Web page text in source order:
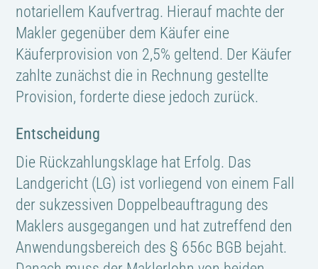
notariellem Kaufvertrag. Hierauf machte der
Makler gegenüber dem Käufer eine
Käuferprovision von 2,5% geltend. Der Käufer
zahlte zunächst die in Rechnung gestellte
Provision, forderte diese jedoch zurück.
Entscheidung
Die Rückzahlungsklage hat Erfolg. Das
Landgericht (LG) ist vorliegend von einem Fall
der sukzessiven Doppelbeauftragung des
Maklers ausgegangen und hat zutreffend den
Anwendungsbereich des § 656c BGB bejaht.